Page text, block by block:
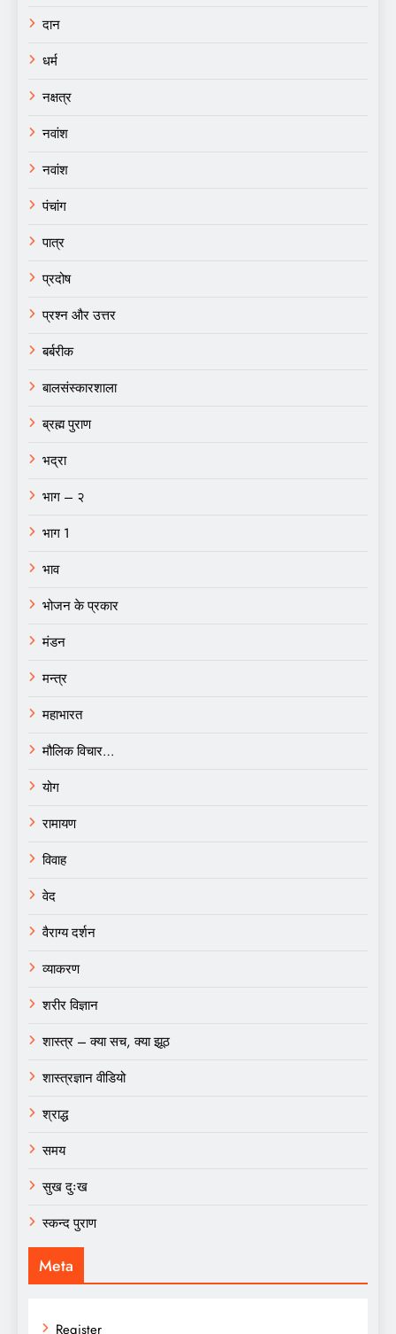
दान
धर्म
नक्षत्र
नवांश
नवांश
पंचांग
पात्र
प्रदोष
प्रश्न और उत्तर
बर्बरीक
बालसंस्कारशाला
ब्रह्म पुराण
भद्रा
भाग – २
भाग 1
भाव
भोजन के प्रकार
मंडन
मन्त्र
महाभारत
मौलिक विचार…
योग
रामायण
विवाह
वेद
वैराग्य दर्शन
व्याकरण
शरीर विज्ञान
शास्त्र – क्या सच, क्या झूठ
शास्त्रज्ञान वीडियो
श्राद्ध
समय
सुख दुःख
स्कन्द पुराण
Meta
Register